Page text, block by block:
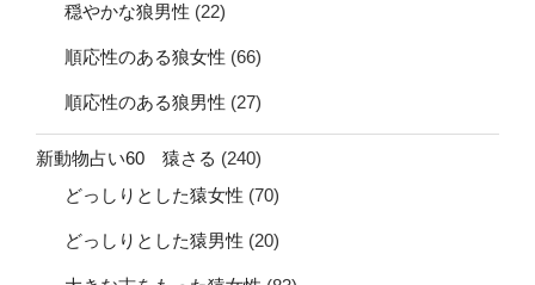
穏やかな狼男性 (22)
順応性のある狼女性 (66)
順応性のある狼男性 (27)
新動物占い60 猿さる (240)
どっしりとした猿女性 (70)
どっしりとした猿男性 (20)